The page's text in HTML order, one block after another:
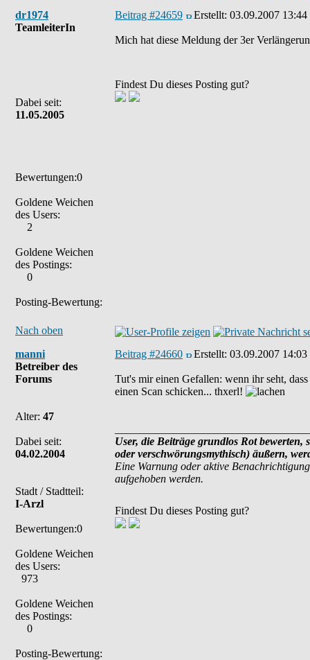
dr1974
TeamleiterIn
Dabei seit:
11.05.2005
Bewertungen:0
Goldene Weichen
des Users:
2
Goldene Weichen
des Postings:
0
Posting-Bewertung:
Beitrag #24659 Erstellt: 03.09.2007 13:44
Mich hat diese Meldung der 3er
Findest Du dieses Posting gut?
Nach oben
manni
Betreiber des
Forums
Alter: 47
Dabei seit:
04.02.2004
Stadt / Stadtteil:
I-Arzl
Bewertungen:0
Goldene Weichen
des Users:
973
Goldene Weichen
des Postings:
0
Posting-Bewertung:
Beitrag #24660 Erstellt: 03.09.2007 14:03
Tut's mir einen Gefallen: wenn ihr seht,
einen Scan schicken... thxerl!
User, die Beiträge grundlos Rot
oder verschwörungsmythisch) äußern,
Eine Warnung oder aktive
aufgehoben werden.
Findest Du dieses Posting gut?